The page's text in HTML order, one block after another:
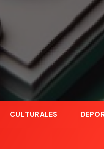
CULTURALES